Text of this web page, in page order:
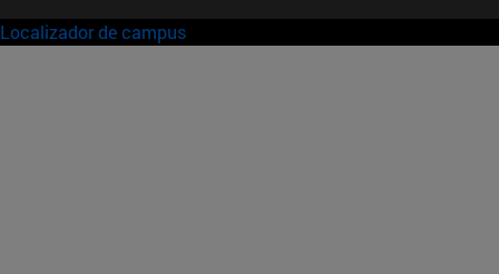
Localizador de campus